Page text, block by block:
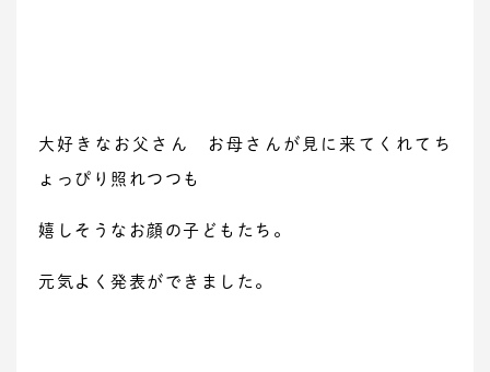
大好きなお父さん お母さんが見に来てくれてち
ょっぴり照れつつも
嬉しそうなお顔の子どもたち。
元気よく発表ができました。